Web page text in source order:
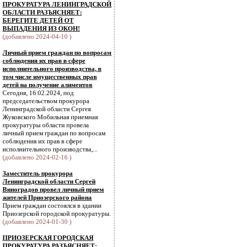
ПРОКУРАТУРА ЛЕНИНГРАДСКОЙ
ОБЛАСТИ РАЗЪЯСНЯЕТ:
БЕРЕГИТЕ ДЕТЕЙ ОТ
ВЫПАДЕНИЯ ИЗ ОКОН!
(добавлено 2024-04-10 )
Личный прием граждан по вопросам
соблюдения их прав в сфере
исполнительного производства, в
том числе имущественных прав
детей на получение алиментов
Сегодня, 16.02.2024, под
председательством прокурора
Ленинградской области Сергея
Жуковского Мобильная приемная
прокуратуры области провела
личный прием граждан по вопросам
соблюдения их прав в сфере
исполнительного производства,...
(добавлено 2024-02-16 )
Заместитель прокурора
Ленинградской области Сергей
Виноградов провел личный прием
жителей Приозерского района
Прием граждан состоялся в здании
Приозерской городской прокуратуры.
(добавлено 2024-01-30 )
ПРИОЗЕРСКАЯ ГОРОДСКАЯ